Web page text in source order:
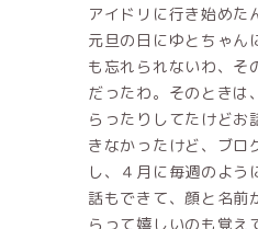
アイドリに行き始めた
元旦の日にゆとちゃん
も忘れられないわ、そ
だったわ。そのときは
らったりしてたけどお
きなかったけど、ブロ
し、４月に毎週のよう
話もできて、顔と名前
らって嬉しいのも覚え